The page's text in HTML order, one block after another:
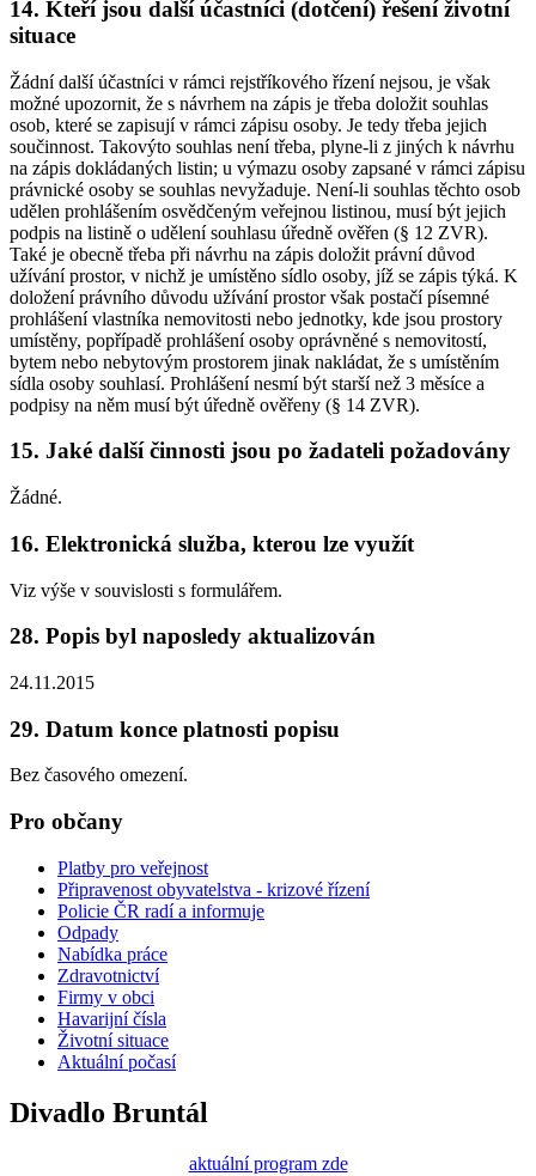
14. Kteří jsou další účastníci (dotčení) řešení životní
situace
Žádní další účastníci v rámci rejstříkového řízení nejsou, je však
možné upozornit, že s návrhem na zápis je třeba doložit souhlas
osob, které se zapisují v rámci zápisu osoby. Je tedy třeba jejich
součinnost. Takovýto souhlas není třeba, plyne-li z jiných k návrhu
na zápis dokládaných listin; u výmazu osoby zapsané v rámci zápisu
právnické osoby se souhlas nevyžaduje. Není-li souhlas těchto osob
udělen prohlášením osvědčeným veřejnou listinou, musí být jejich
podpis na listině o udělení souhlasu úředně ověřen (§ 12 ZVR).
Také je obecně třeba při návrhu na zápis doložit právní důvod
užívání prostor, v nichž je umístěno sídlo osoby, jíž se zápis týká. K
doložení právního důvodu užívání prostor však postačí písemné
prohlášení vlastníka nemovitosti nebo jednotky, kde jsou prostory
umístěny, popřípadě prohlášení osoby oprávněné s nemovitostí,
bytem nebo nebytovým prostorem jinak nakládat, že s umístěním
sídla osoby souhlasí. Prohlášení nesmí být starší než 3 měsíce a
podpisy na něm musí být úředně ověřeny (§ 14 ZVR).
15. Jaké další činnosti jsou po žadateli požadovány
Žádné.
16. Elektronická služba, kterou lze využít
Viz výše v souvislosti s formulářem.
28. Popis byl naposledy aktualizován
24.11.2015
29. Datum konce platnosti popisu
Bez časového omezení.
Pro občany
Platby pro veřejnost
Připravenost obyvatelstva - krizové řízení
Policie ČR radí a informuje
Odpady
Nabídka práce
Zdravotnictví
Firmy v obci
Havarijní čísla
Životní situace
Aktuální počasí
Divadlo Bruntál
aktuální program zde